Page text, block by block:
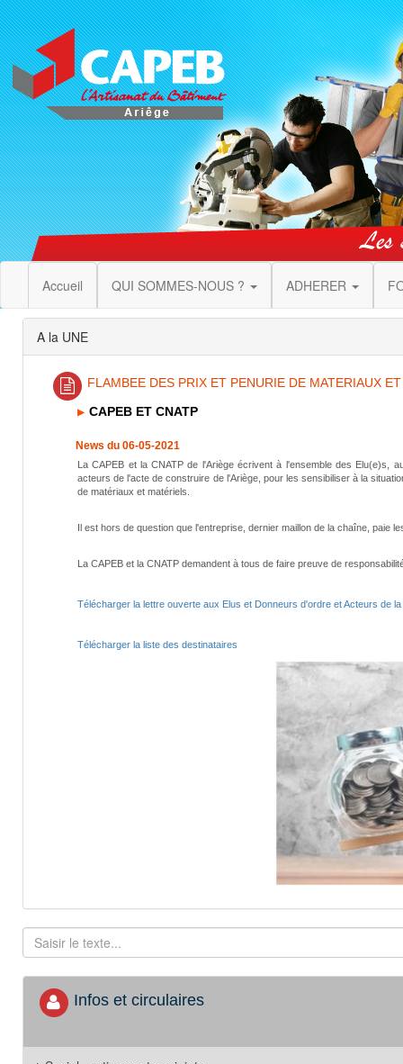
Accueil QUI SOMMES-NOUS ? ADHERER
A la UNE
FLAMBEE DES PRIX ET PENURIE DE MATERIAUX
CAPEB ET CNATP
News du 06-05-2021
La CAPEB et la CNATP de l'Ariège écrivent à l'ensemble des
acteurs de l'acte de construire de l'Ariège, pour les sensibiliser à la
de matériaux et matériels.
Il est hors de question que l'entreprise, dernier maillon de la chaîne,
La CAPEB et la CNATP demandent à tous de faire preuve de
Télécharger la lettre ouverte aux Elus et Donneurs d'ordre et Acteurs de
Télécharger la liste des destinataires
Infos et circulaires